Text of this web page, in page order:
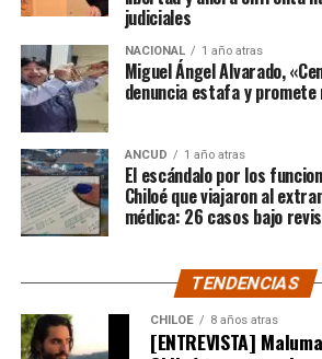
“Gracias a todos
apoyo!!!!”
Por el momento, las personas
declaraciones públicas. La historia,
recién comienza y, el mencionado
comentarios de todo tipo, en su gran
del humorista de Punta Arenas.
judiciales
NACIONAL 1 año atras
Miguel Ángel Alvarado,
denuncia estafa y
ANCUD 1 año atras
El escándalo por los
Chiloé que viajaron al
médica: 26 casos bajo
TENDENCIAS
CHILOE 8 años atras
[ENTREVISTA]